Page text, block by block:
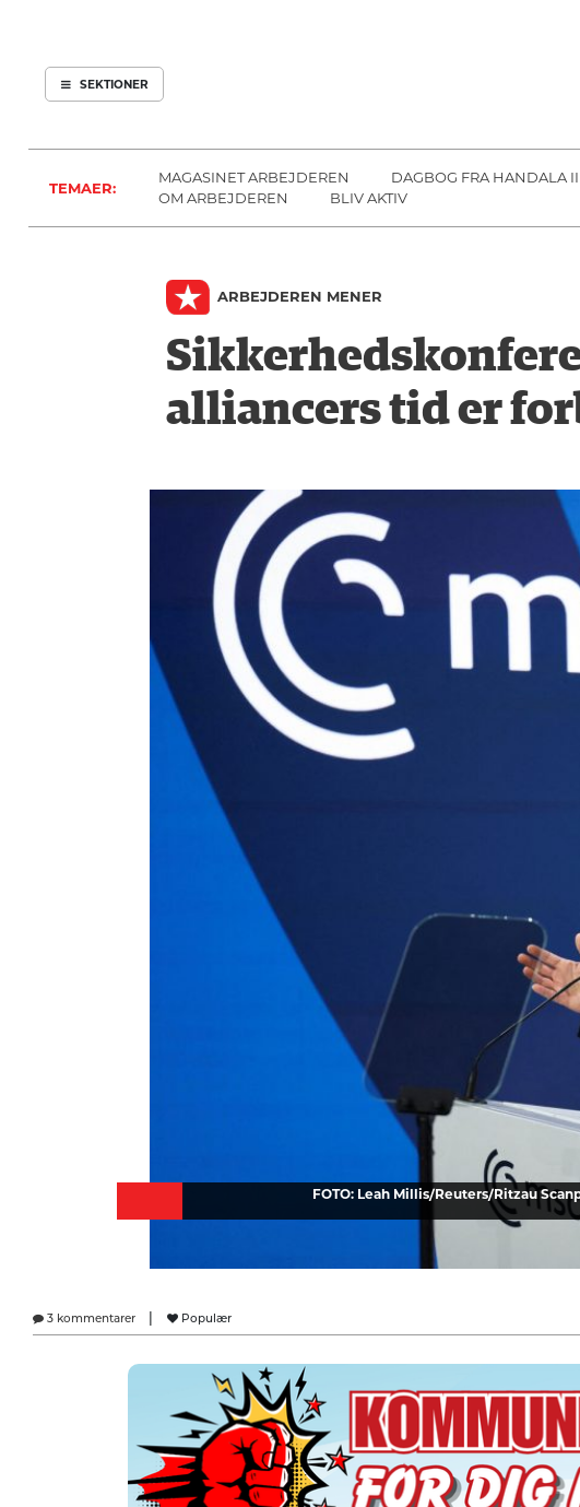
SEKTIONER
ARBEJDEREN
MENER
UDLAND
BLOGS
DEBAT
LÆSER
HISTORIE
SOUNDCLOUD
ABONNER
LOG IND
OM
SEKTIONER
TEMAER:
MAGASINET ARBEJDEREN DAGBOG FRA HANDALA II
OM ARBEJDEREN
BLIV AKTIV
ARBEJDEREN MENER
alliancers tid er
FOTO: Leah Millis/Reuters/Ritzau
3 kommentarer Populær